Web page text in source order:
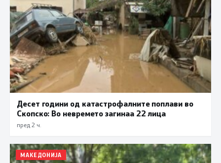
Десет години од катастрофалните поплави во
Скопско: Во невремето загинаа 22 лица
пред 2 ч.
МАКЕДОНИЈА